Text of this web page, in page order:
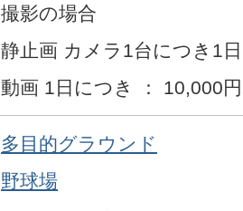
撮影の場合
静止画 カメラ1台につき1
動画 1日につき ： 10,000円
多目的グラウンド
野球場